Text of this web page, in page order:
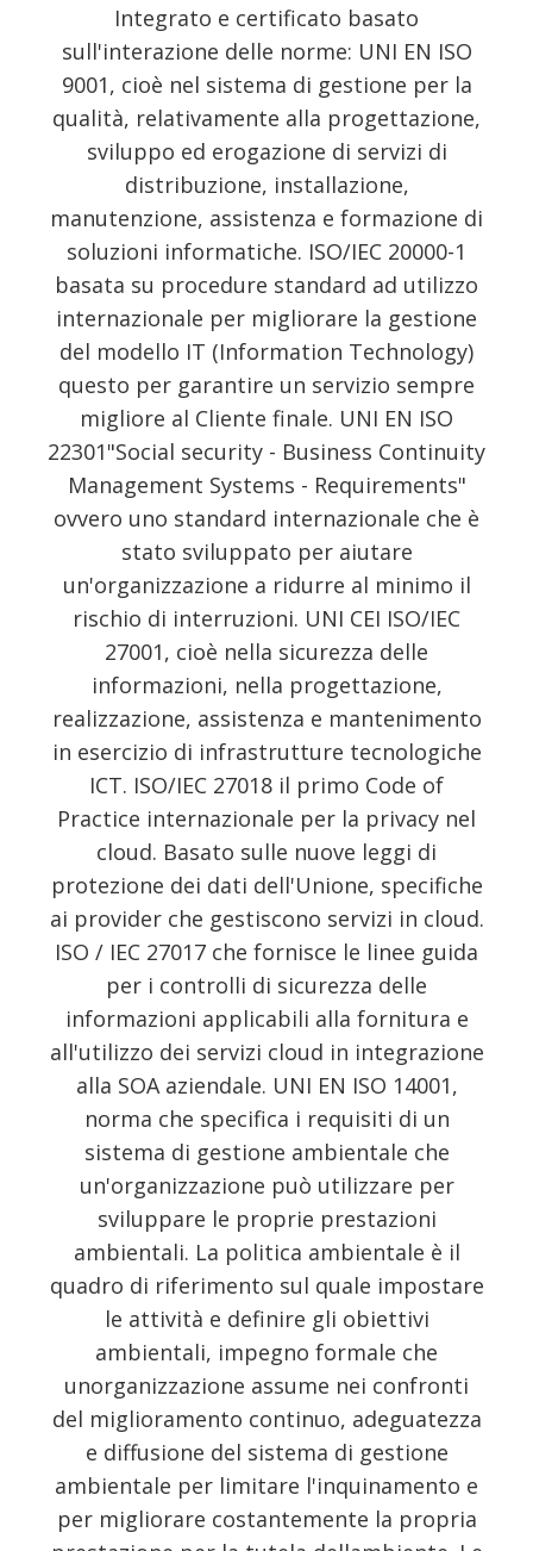
Integrato e certificato basato
sull'interazione delle norme: UNI EN ISO
9001, cioè nel sistema di gestione per la
qualità, relativamente alla progettazione,
sviluppo ed erogazione di servizi di
distribuzione, installazione,
manutenzione, assistenza e formazione di
soluzioni informatiche. ISO/IEC 20000-1
basata su procedure standard ad utilizzo
internazionale per migliorare la gestione
del modello IT (Information Technology)
questo per garantire un servizio sempre
migliore al Cliente finale. UNI EN ISO
22301"Social security - Business Continuity
Management Systems - Requirements"
ovvero uno standard internazionale che è
stato sviluppato per aiutare
un'organizzazione a ridurre al minimo il
rischio di interruzioni. UNI CEI ISO/IEC
27001, cioè nella sicurezza delle
informazioni, nella progettazione,
realizzazione, assistenza e mantenimento
in esercizio di infrastrutture tecnologiche
ICT. ISO/IEC 27018 il primo Code of
Practice internazionale per la privacy nel
cloud. Basato sulle nuove leggi di
protezione dei dati dell'Unione, specifiche
ai provider che gestiscono servizi in cloud.
ISO / IEC 27017 che fornisce le linee guida
per i controlli di sicurezza delle
informazioni applicabili alla fornitura e
all'utilizzo dei servizi cloud in integrazione
alla SOA aziendale. UNI EN ISO 14001,
norma che specifica i requisiti di un
sistema di gestione ambientale che
un'organizzazione può utilizzare per
sviluppare le proprie prestazioni
ambientali. La politica ambientale è il
quadro di riferimento sul quale impostare
le attività e definire gli obiettivi
ambientali, impegno formale che
unorganizzazione assume nei confronti
del miglioramento continuo, adeguatezza
e diffusione del sistema di gestione
ambientale per limitare l'inquinamento e
per migliorare costantemente la propria